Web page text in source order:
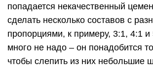
попадается некачественный
сделать несколько составов с
пропорциями, к примеру, 3:1, 4:1
много не надо – он понадобится
чтобы слепить из них небольшие